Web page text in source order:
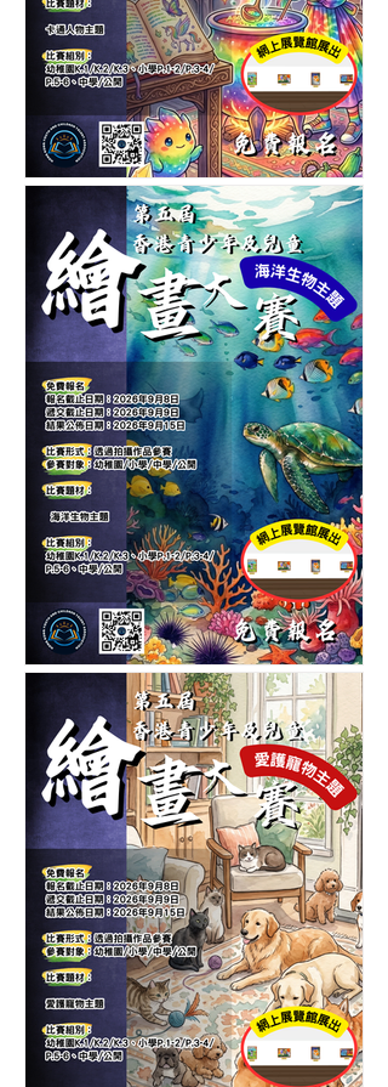
第六屆香港青少年及兒童卡
通人物繪畫大賽-繪畫比賽
第五屆香港青少年及兒童海
洋生物繪畫大賽-繪畫比賽